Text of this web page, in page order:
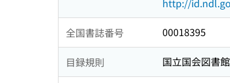
http://
全国書誌番号 00018395
目録規則 国立国会図書